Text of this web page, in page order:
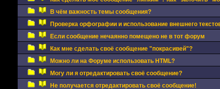
В чём важность темы сообщения?
Проверка орфографии и использование внешнего
Если сообщение нечаянно помещено не в тот форум
Как мне сделать своё сообщение "покрасивей"?
Можно ли на Форуме использовать HTML?
Могу ли я отредактировать своё сообщение?
Не получается отредактировать своё сообщение!